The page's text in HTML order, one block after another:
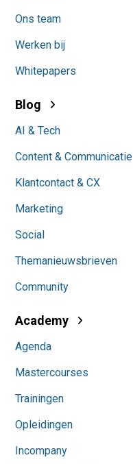
Ons team
Werken bij
Whitepapers
Blog
AI & Tech
Content & Communicatie
Klantcontact & CX
Marketing
Social
Themanieuwsbrieven
Community
Academy
Agenda
Mastercourses
Trainingen
Opleidingen
Incompany